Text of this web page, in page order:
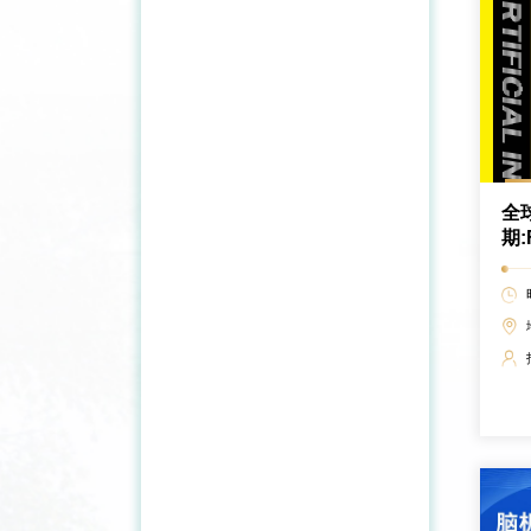
全
期